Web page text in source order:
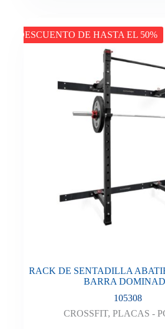
DESCUENTO DE HASTA EL 50%
RACK DE SENTADILLA
BARRA
105308
CROSSFIT,PLACAS -